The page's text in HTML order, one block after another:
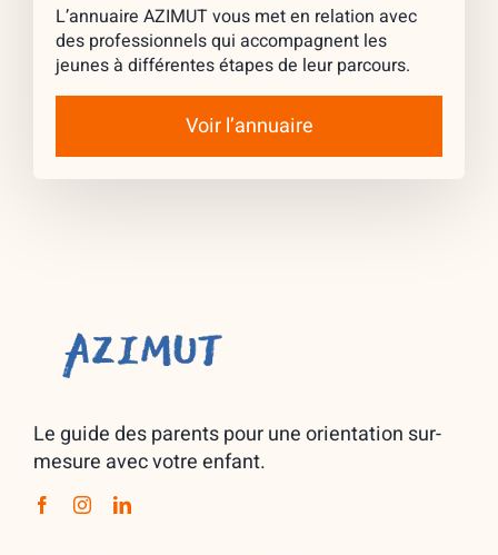
L’annuaire AZIMUT vous met en relation avec
des professionnels qui accompagnent les
jeunes à différentes étapes de leur parcours.
Voir l’annuaire
Le guide des parents pour une orientation sur-
mesure avec votre enfant.